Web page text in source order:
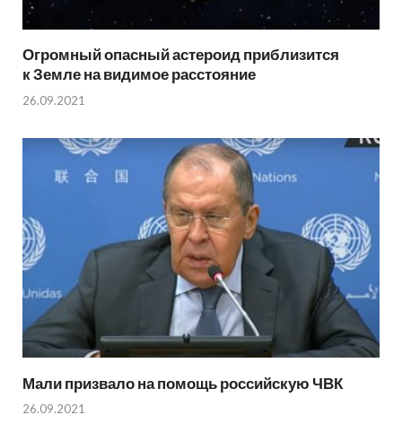
Огромный опасный астероид приблизится
к Земле на видимое расстояние
26.09.2021
Мали призвало на помощь российскую ЧВК
26.09.2021